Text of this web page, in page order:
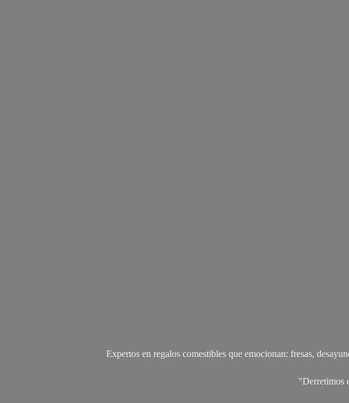
Expertos en regalos comestibles que emocionan: fresas,
"Derretimos